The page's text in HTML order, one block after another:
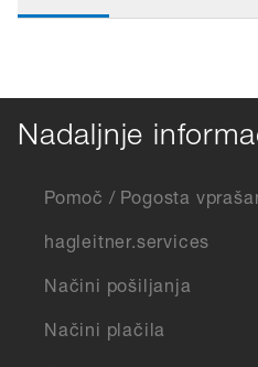
Nadaljnje
Pomoč / Pogosta
hagleitner.services
Načini pošiljanja
Načini plačila